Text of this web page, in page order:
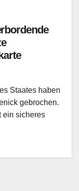
Staates haben
gebrochen.
ein sicheres